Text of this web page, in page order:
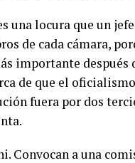
una locura que un
de cada cámara,
importante después
de que el
fuera por dos
a una